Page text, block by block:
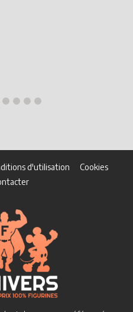
d'utilisation
Cookies